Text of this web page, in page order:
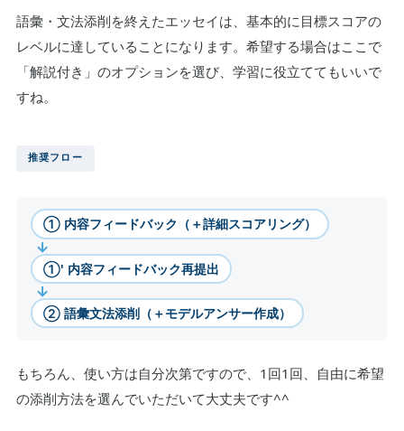
語彙・文法添削を終えたエッセイは、基本的に目標スコアの
レベルに達していることになります。希望する場合はここで
「解説付き」のオプションを選び、学習に役立ててもいいで
すね。
推奨フロー
① 内容フィードバック（＋詳細スコアリング）
→
①' 内容フィードバック再提出
→
② 語彙文法添削（＋モデルアンサー作成）
もちろん、使い方は自分次第ですので、1回1回、自由に希望
の添削方法を選んでいただいて大丈夫です^^